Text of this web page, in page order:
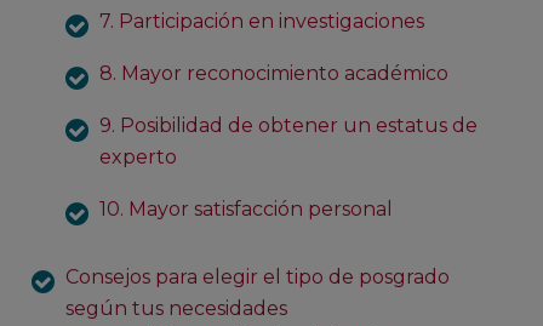
7. Participación en investigaciones
8. Mayor reconocimiento académico
9. Posibilidad de obtener un estatus de
experto
10. Mayor satisfacción personal
Consejos para elegir el tipo de posgrado
según tus necesidades